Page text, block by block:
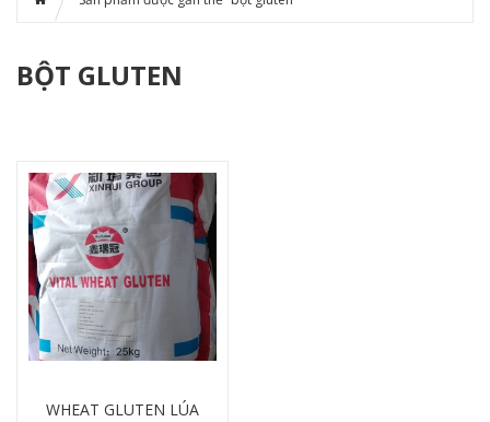
BỘT GLUTEN
WHEAT GLUTEN LÚA